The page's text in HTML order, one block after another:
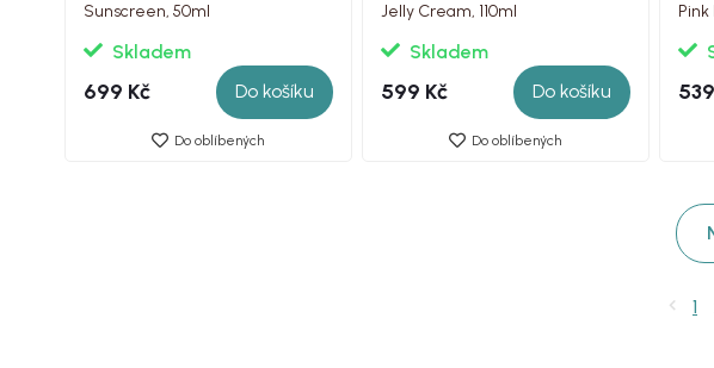
Sunscreen, 50ml
Skladem
699 Kč Do košíku
Do oblíbených
Jelly Cream, 110ml
Skladem
599 Kč Do košíku
Do oblíbených
1